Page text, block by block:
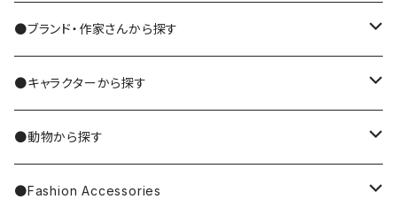
●ブランド・作家さんから探す
MIYUKI MATSUO/松尾ミユキ
Nathalie Lete
Miyagi Chika/みやぎちか
●キャラクターから探す
Krtek／もぐらのクルテク
PUPPET SUNSUN／パペットスンスン
●動物から探す
cat／猫
●Fashion Accessories